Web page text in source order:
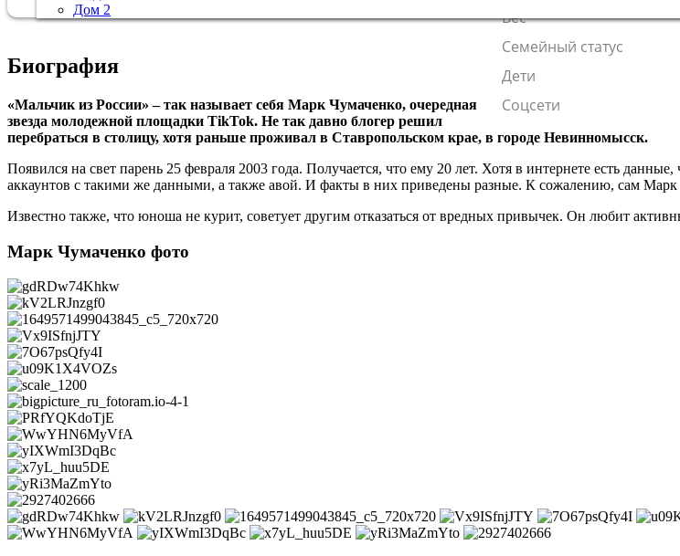
Дом 2
Вес
Семейный статус
Дети
Соцсети
Биография
«Мальчик из России» – так называет себя Марк Чумаченко, очередная
звезда молодежной площадки TikTok. Не так давно блогер решил
перебраться в столицу, хотя раньше проживал в Ставропольском крае, в городе Невинномысск.
Появился на свет парень 25 февраля 2003 года. Получается, что ему 20 лет. Хотя в интернете есть
аккаунтов с такими же данными, а также авой. И факты в них приведены разные. К сожалению, сам Марк
Известно также, что юноша не курит, советует другим отказаться от вредных привычек. Он любит
Марк Чумаченко фото